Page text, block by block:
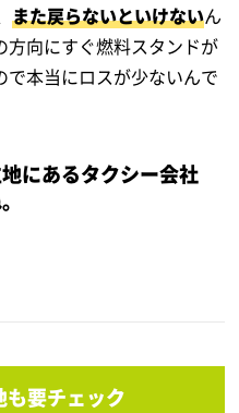
また戻らないといけないん
向にすぐ燃料スタンドが
本当にロスが少ないんで
にあるタクシー会社
要チェック